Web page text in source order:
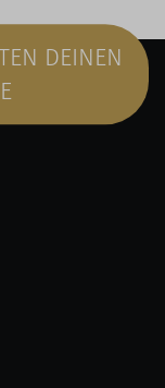
DEINEN